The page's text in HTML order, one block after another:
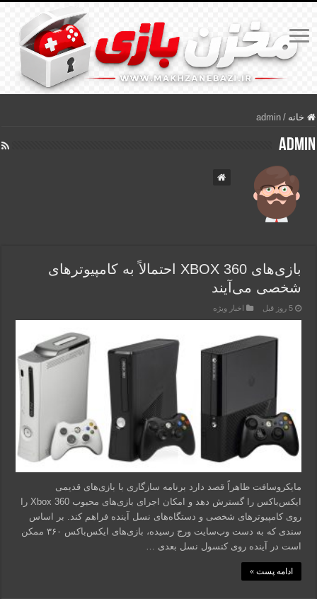
خانه /
admin
admin
بازی‌های XBOX 360 احتمالاً به کامپیوترهای
شخصی می‌آیند
5 روز قبل اخبار ویژه
مایکروسافت ظاهراً قصد دارد برنامه سازگاری با بازی‌های قدیمی
ایکس‌باکس را گسترش دهد و امکان اجرای بازی‌های محبوب Xbox 360 را
روی کامپیوترهای شخصی و دستگاه‌های نسل آینده فراهم کند. بر اساس
سندی که به دست وب‌سایت ورج رسیده، بازی‌های ایکس‌باکس ۳۶۰ ممکن
است در آینده روی کنسول نسل بعدی …
ادامه پست »